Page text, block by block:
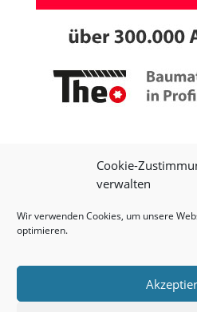
Cookie-
verwalten
Wir verwenden Cookies, um unsere
optimieren.